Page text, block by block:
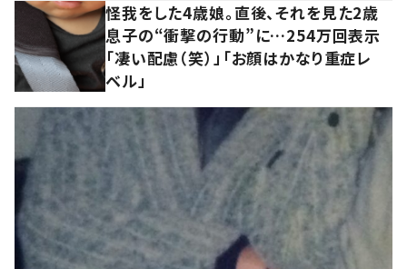
怪我をした4歳娘。直後、それを見た2歳
息子の“衝撃の行動”に…254万回表示
「凄い配慮（笑）」「お顔はかなり重症レ
ベル」